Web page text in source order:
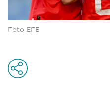
Foto EFE